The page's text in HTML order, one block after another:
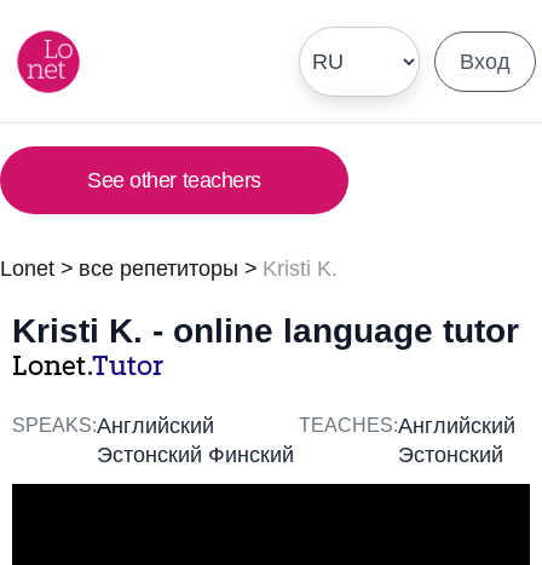
Вход
See other teachers
Lonet > все репетиторы > Kristi K.
Kristi K. - online language tutor
Lonet.Tutor
SPEAKS:Английский
Эстонский Финский
TEACHES:Английский
Эстонский